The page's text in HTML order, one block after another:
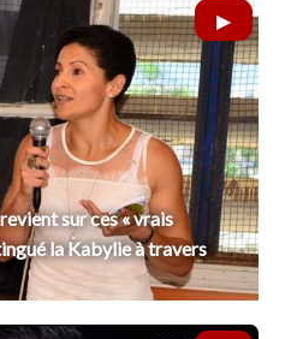
sur ces « vrais
la Kabylie à travers